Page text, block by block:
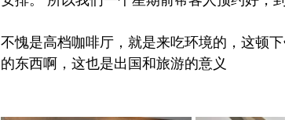
全州
不愧是高档咖啡厅，就是来吃环境的，这顿
的东西啊，这也是出国和旅游的意义